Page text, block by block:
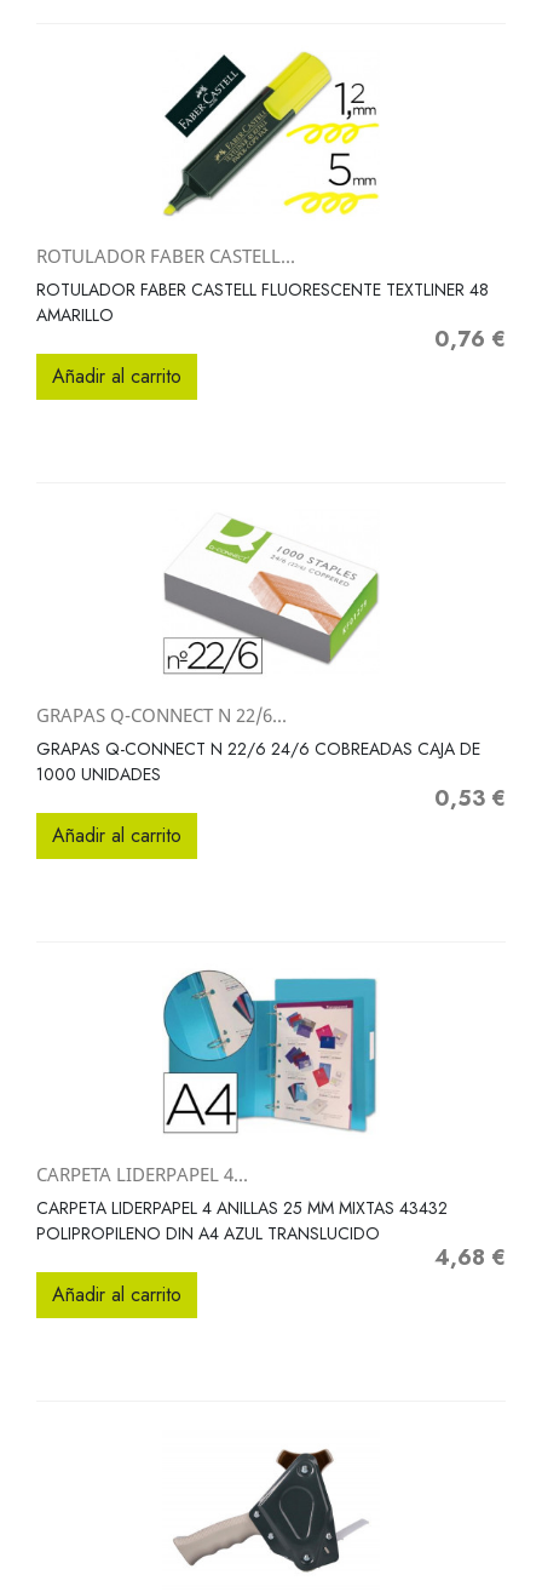
ROTULADOR FABER CASTELL...
ROTULADOR FABER CASTELL FLUORESCENTE TEXTLINER 48
AMARILLO
Precio
0,76 €
Añadir al carrito
GRAPAS Q-CONNECT N 22/6...
GRAPAS Q-CONNECT N 22/6 24/6 COBREADAS CAJA DE
1000 UNIDADES
Precio
0,53 €
Añadir al carrito
CARPETA LIDERPAPEL 4...
CARPETA LIDERPAPEL 4 ANILLAS 25 MM MIXTAS 43432
POLIPROPILENO DIN A4 AZUL TRANSLUCIDO
Precio
4,68 €
Añadir al carrito